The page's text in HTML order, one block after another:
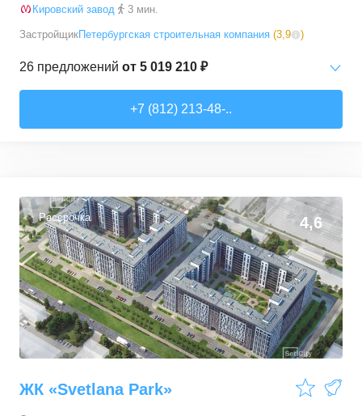
Кировский завод
3 мин.
ЗастройщикПетербургская строительная компания (3,9 )
26 предложений от 5 019 210 ₽
+7 (812) 213-48-..
Рассрочка 4,6
ЖК «Svetlana Park»